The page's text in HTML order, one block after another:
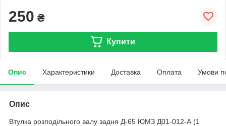
250 ₴
Купити
Опис Характеристики Доставка Оплата Умови
Опис
Втулка розподільного валу задня Д-65 ЮМЗ Д01-012-А (1